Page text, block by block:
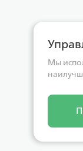
Мы